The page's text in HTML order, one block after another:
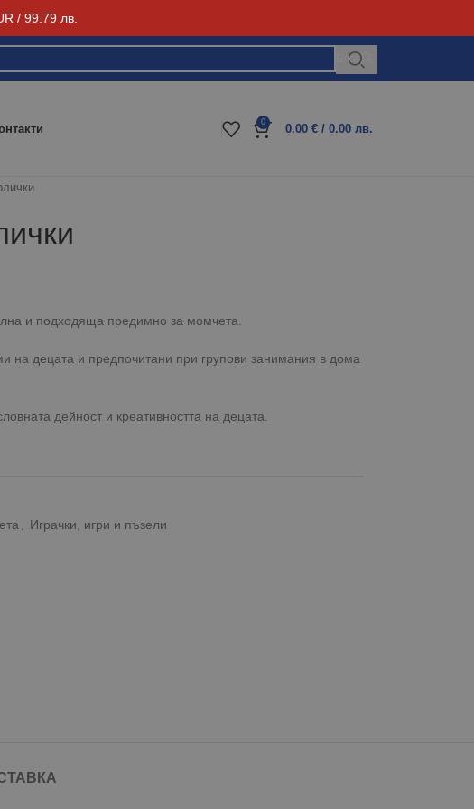
/ 99.79 лв.
Блог
0
0.00 € / 0.00 лв.
и подходяща предимно за момчета.
на децата и предпочитани при групови занимания в дома
дейност и креативността на децата.
Играчки, игри и пъзели